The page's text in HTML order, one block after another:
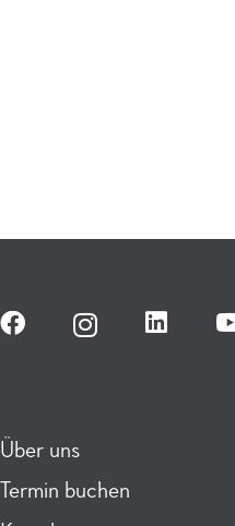
Über uns
Termin buchen